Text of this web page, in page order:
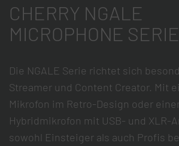
CHERRY NGALE
MICROPHONE
Die NGALE Serie richtet sich
Streamer und Content Creator. Mit
Mikrofon im Retro-Design oder
Hybridmikrofon mit USB- und XLR-
sowohl Einsteiger als auch Profis